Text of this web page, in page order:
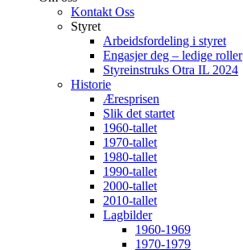
Kontakt Oss
Styret
Arbeidsfordeling i styret
Engasjer deg – ledige roller
Styreinstruks Otra IL 2024
Historie
Æresprisen
Slik det startet
1960-tallet
1970-tallet
1980-tallet
1990-tallet
2000-tallet
2010-tallet
Lagbilder
1960-1969
1970-1979